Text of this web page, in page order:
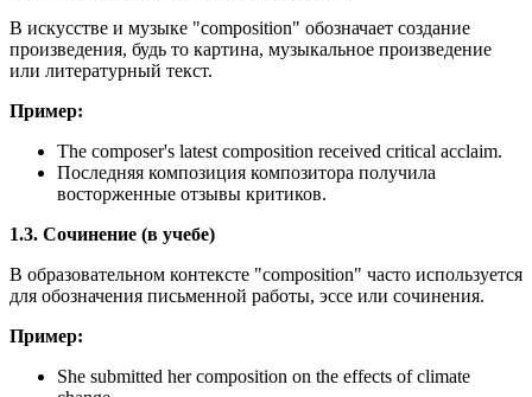
В искусстве и музыке "composition" обозначает создание
произведения, будь то картина, музыкальное произведение
или литературный текст.
Пример:
The composer's latest composition received critical acclaim.
Последняя композиция композитора получила
восторженные отзывы критиков.
1.3. Сочинение (в учебе)
В образовательном контексте "composition" часто используется
для обозначения письменной работы, эссе или сочинения.
Пример:
She submitted her composition on the effects of climate